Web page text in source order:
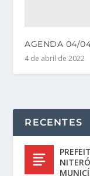
AGENDA 04/
4 de abril de 2022
RECENTES